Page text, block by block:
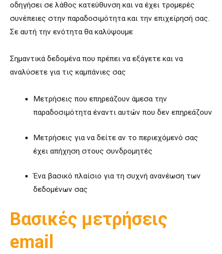
οδηγήσει σε λάθος κατεύθυνση και να έχει τρομερές
συνέπειες στην παραδοσιμότητα και την επιχείρησή σας.
Σε αυτή την ενότητα θα καλύψουμε
Σημαντικά δεδομένα που πρέπει να εξάγετε και να
αναλύσετε για τις καμπάνιες σας
Μετρήσεις που επηρεάζουν άμεσα την
παραδοσιμότητα έναντι αυτών που δεν επηρεάζουν
Μετρήσεις για να δείτε αν το περιεχόμενό σας
έχει απήχηση στους συνδρομητές
Ένα βασικό πλαίσιο για τη συχνή ανανέωση των
δεδομένων σας
Βασικές μετρήσεις
email